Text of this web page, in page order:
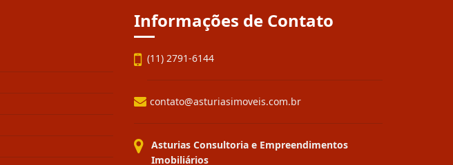
Informações de Contato
(11) 2791-6144
contato@asturiasimoveis.com.br
Asturias Consultoria e Empreendimentos
Imobiliários